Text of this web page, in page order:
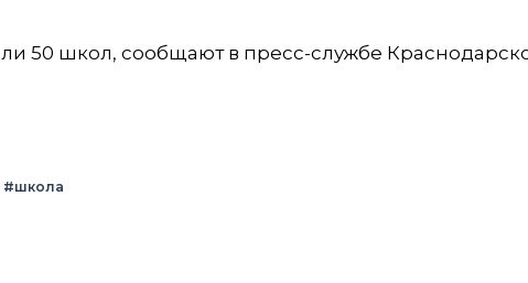
50 школ, сообщают в пресс-службе
#школа